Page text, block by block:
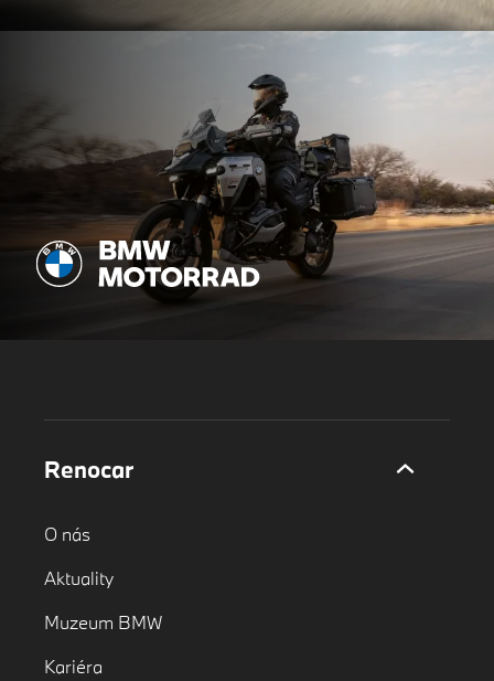
Renocar
O nás
Aktuality
Muzeum BMW
Kariéra